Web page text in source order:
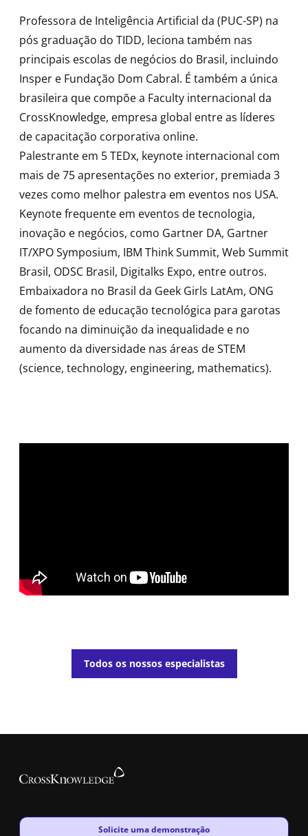
Professora de Inteligência Artificial da (PUC-SP) na
pós graduação do TIDD, leciona também nas
principais escolas de negócios do Brasil, incluindo
Insper e Fundação Dom Cabral. É também a única
brasileira que compõe a Faculty internacional da
CrossKnowledge, empresa global entre as líderes
de capacitação corporativa online.
Palestrante em 5 TEDx, keynote internacional com
mais de 75 apresentações no exterior, premiada 3
vezes como melhor palestra em eventos nos USA.
Keynote frequente em eventos de tecnologia,
inovação e negócios, como Gartner DA, Gartner
IT/XPO Symposium, IBM Think Summit, Web Summit
Brasil, ODSC Brasil, Digitalks Expo, entre outros.
Embaixadora no Brasil da Geek Girls LatAm, ONG
de fomento de educação tecnológica para garotas
focando na diminuição da inequalidade e no
aumento da diversidade nas áreas de STEM
(science, technology, engineering, mathematics).
Todos os nossos especialistas
New window
Solicite uma demonstração